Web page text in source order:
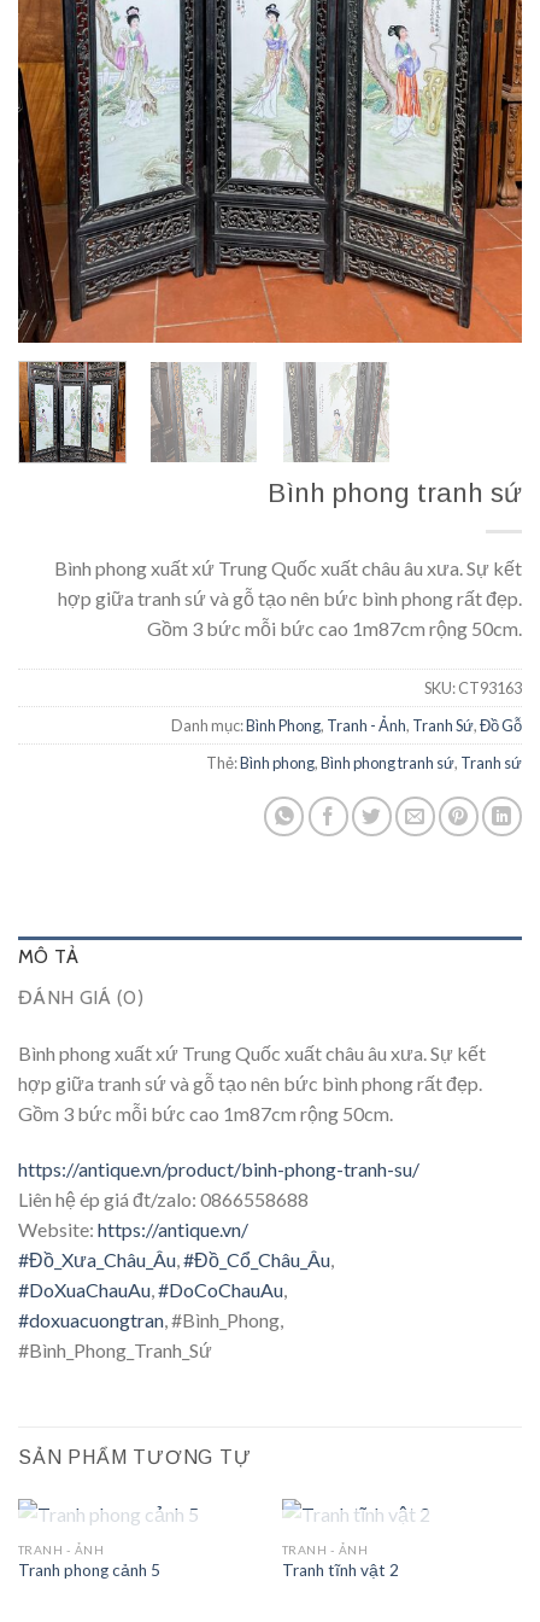
Bình phong tranh sứ
Bình phong xuất xứ Trung Quốc xuất châu âu xưa. Sự kết
hợp giữa tranh sứ và gỗ tạo nên bức bình phong rất đẹp.
Gồm 3 bức mỗi bức cao 1m87cm rộng 50cm.
SKU:CT93163
Danh mục:Bình Phong, Tranh - Ảnh, Tranh Sứ,Đồ Gỗ
Thẻ:Bình phong,Bình phong tranh sứ, Tranh sứ
MÔ TẢ
ĐÁNH GIÁ (0)
Bình phong xuất xứ Trung Quốc xuất châu âu xưa. Sự kết
hợp giữa tranh sứ và gỗ tạo nên bức bình phong rất đẹp.
Gồm 3 bức mỗi bức cao 1m87cm rộng 50cm.
https://antique.vn/product/binh-phong-tranh-su/
Liên hệ ép giá đt/zalo: 0866558688
Website: https://antique.vn/
#Đồ_Xưa_Châu_Âu,#Đồ_Cổ_Châu_Âu,
#DoXuaChauAu,#DoCoChauAu,
#doxuacuongtran, #Bình_Phong,
#Bình_Phong_Tranh_Sứ
SẢN PHẨM TƯƠNG TỰ
HẾT HÀNG
TRANH - ẢNH
Tranh phong cảnh 5
HẾT HÀNG
TRANH - ẢNH
Tranh tĩnh vật 2